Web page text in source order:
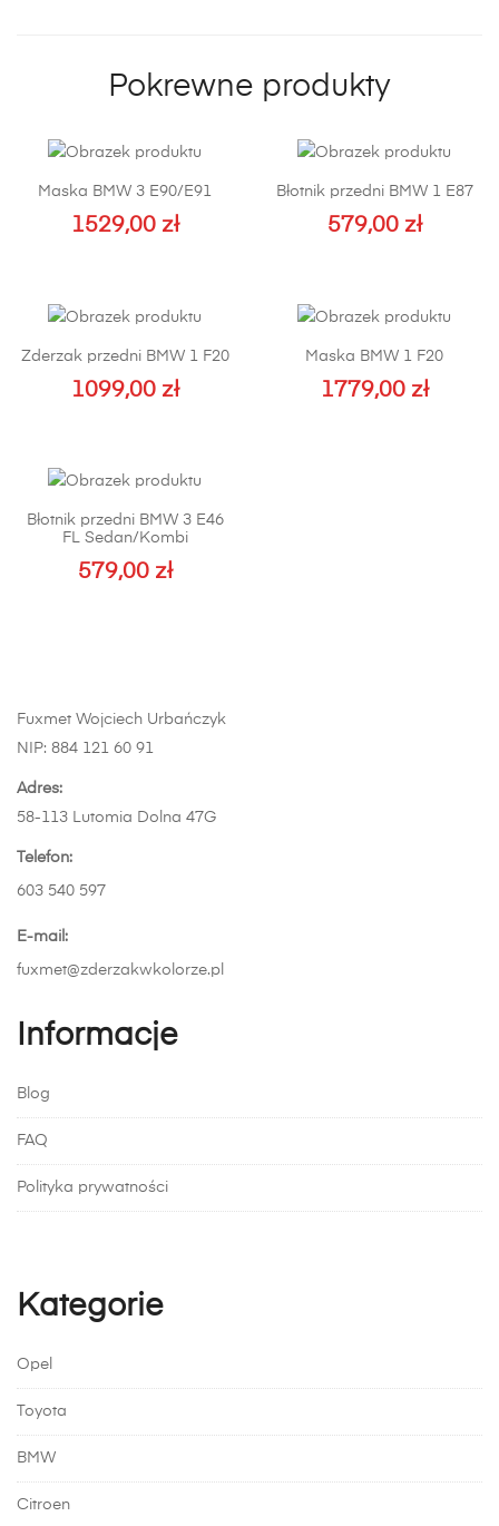
Pokrewne produkty
Maska BMW 3 E90/E91
1529,00 zł
Błotnik przedni BMW 1 E87
579,00 zł
ma
wariantów.
Opcje
Zderzak przedni BMW 1 F20
1099,00 zł
ma
wariantów.
można
Maska BMW 1 F20
1779,00 zł
Błotnik przedni BMW 3 E46
FL Sedan/Kombi
579,00 zł
na
Fuxmet Wojciech Urbańczyk
NIP: 884 121 60 91
Adres:
58-113 Lutomia Dolna 47G
Telefon:
603 540 597
E-mail:
fuxmet@zderzakwkolorze.pl
Informacje
Blog
FAQ
Polityka prywatności
Kategorie
Opel
Toyota
BMW
Citroen